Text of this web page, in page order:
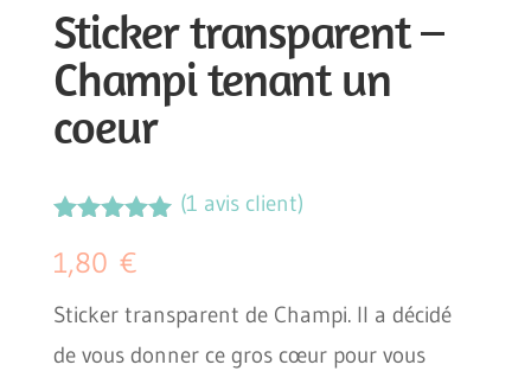
Sticker transparent –
Champi tenant un
coeur
sur 5
basé sur
notation
client
(1 avis client)
1,80 €
Sticker transparent de Champi. Il a décidé
de vous donner ce gros cœur pour vous